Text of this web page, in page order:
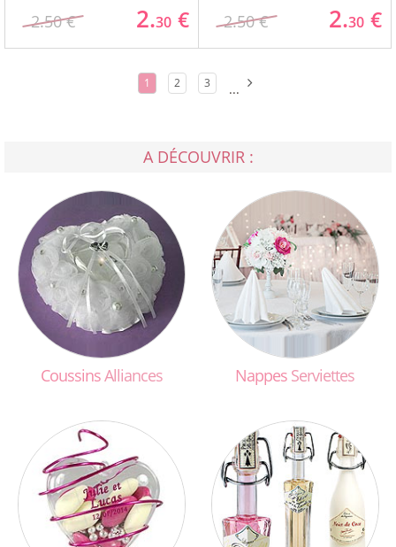
2.50 € 2.30 € 2.50 € 2.30 €
1 2 3 ...
A DÉCOUVRIR :
CoussinsAlliances Nappes Serviettes